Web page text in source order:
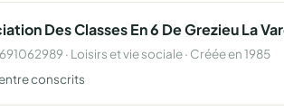
Des Classes En 6 De Grezieu La
· Loisirs et vie sociale · Créée en 1985
conscrits